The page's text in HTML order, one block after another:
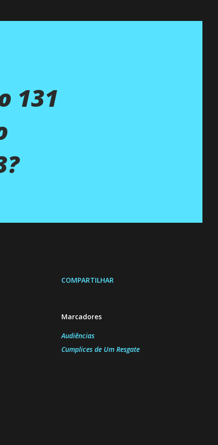
131
COMPARTILHAR
Marcadores
Audiências
Cumplices de Um Resgate